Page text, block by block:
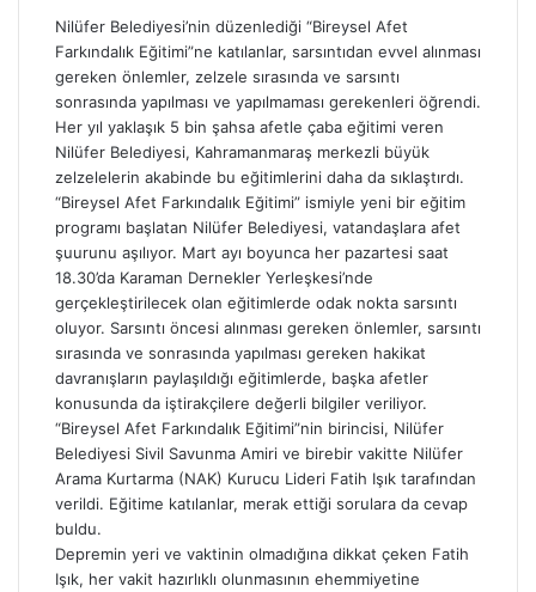
Nilüfer Belediyesi’nin düzenlediği “Bireysel Afet
Farkındalık Eğitimi”ne katılanlar, sarsıntıdan evvel alınması
gereken önlemler, zelzele sırasında ve sarsıntı
sonrasında yapılması ve yapılmaması gerekenleri öğrendi.
Her yıl yaklaşık 5 bin şahsa afetle çaba eğitimi veren
Nilüfer Belediyesi, Kahramanmaraş merkezli büyük
zelzelelerin akabinde bu eğitimlerini daha da sıklaştırdı.
“Bireysel Afet Farkındalık Eğitimi” ismiyle yeni bir eğitim
programı başlatan Nilüfer Belediyesi, vatandaşlara afet
şuurunu aşılıyor. Mart ayı boyunca her pazartesi saat
18.30’da Karaman Dernekler Yerleşkesi’nde
gerçekleştirilecek olan eğitimlerde odak nokta sarsıntı
oluyor. Sarsıntı öncesi alınması gereken önlemler, sarsıntı
sırasında ve sonrasında yapılması gereken hakikat
davranışların paylaşıldığı eğitimlerde, başka afetler
konusunda da iştirakçilere değerli bilgiler veriliyor.
“Bireysel Afet Farkındalık Eğitimi”nin birincisi, Nilüfer
Belediyesi Sivil Savunma Amiri ve birebir vakitte Nilüfer
Arama Kurtarma (NAK) Kurucu Lideri Fatih Işık tarafından
verildi. Eğitime katılanlar, merak ettiği sorulara da cevap
buldu.
Depremin yeri ve vaktinin olmadığına dikkat çeken Fatih
Işık, her vakit hazırlıklı olunmasının ehemmiyetine